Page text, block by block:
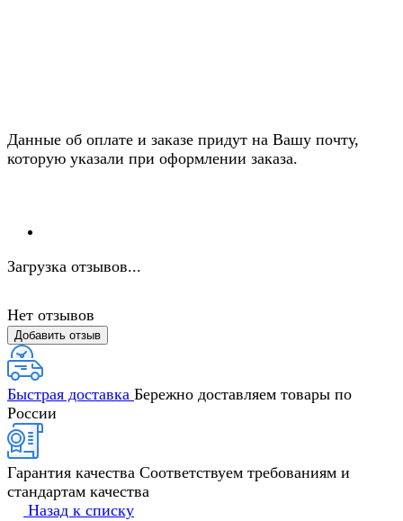
Данные об оплате и заказе придут на Вашу почту,
которую указали при оформлении заказа.
Загрузка отзывов...
Нет отзывов
Добавить отзыв
Быстрая доставка Бережно доставляем товары по
России
Гарантия качества Соответствуем требованиям и
стандартам качества
Назад к списку